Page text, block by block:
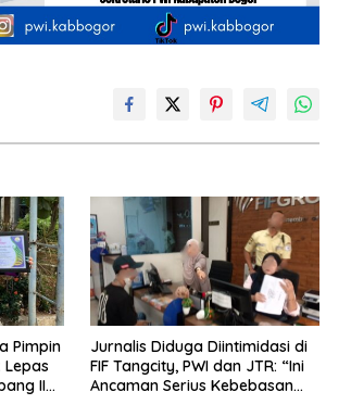
Pimpin
Lepas
II
Jurnalis Diduga Diintimidasi di
FIF Tangcity, PWI dan JTR: “Ini
Ancaman Serius Kebebasan